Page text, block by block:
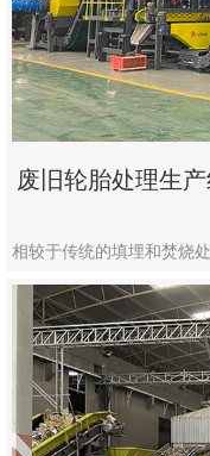
废旧轮胎处理生
相较于传统的填埋和焚烧